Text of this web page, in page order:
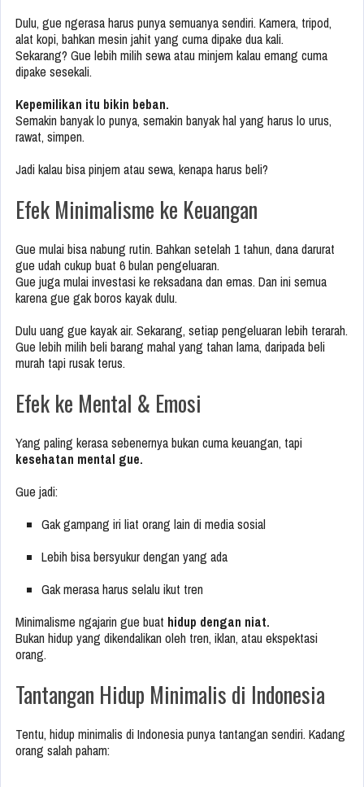
Dulu, gue ngerasa harus punya semuanya sendiri. Kamera, tripod,
alat kopi, bahkan mesin jahit yang cuma dipake dua kali.
Sekarang? Gue lebih milih sewa atau minjem kalau emang cuma
dipake sesekali.
Kepemilikan itu bikin beban.
Semakin banyak lo punya, semakin banyak hal yang harus lo urus,
rawat, simpen.
Jadi kalau bisa pinjem atau sewa, kenapa harus beli?
Efek Minimalisme ke Keuangan
Gue mulai bisa nabung rutin. Bahkan setelah 1 tahun, dana darurat
gue udah cukup buat 6 bulan pengeluaran.
Gue juga mulai investasi ke reksadana dan emas. Dan ini semua
karena gue gak boros kayak dulu.
Dulu uang gue kayak air. Sekarang, setiap pengeluaran lebih terarah.
Gue lebih milih beli barang mahal yang tahan lama, daripada beli
murah tapi rusak terus.
Efek ke Mental & Emosi
Yang paling kerasa sebenernya bukan cuma keuangan, tapi
kesehatan mental gue.
Gue jadi:
Gak gampang iri liat orang lain di media sosial
Lebih bisa bersyukur dengan yang ada
Gak merasa harus selalu ikut tren
Minimalisme ngajarin gue buat hidup dengan niat.
Bukan hidup yang dikendalikan oleh tren, iklan, atau ekspektasi
orang.
Tantangan Hidup Minimalis di Indonesia
Tentu, hidup minimalis di Indonesia punya tantangan sendiri. Kadang
orang salah paham: